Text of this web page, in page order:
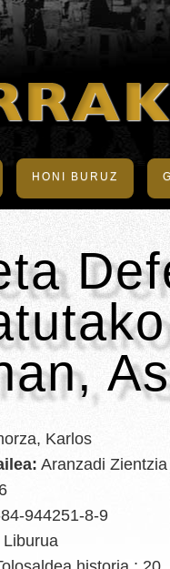
HONI BURUZ
Karlos
Aranzadi
944251-8-9
Liburua